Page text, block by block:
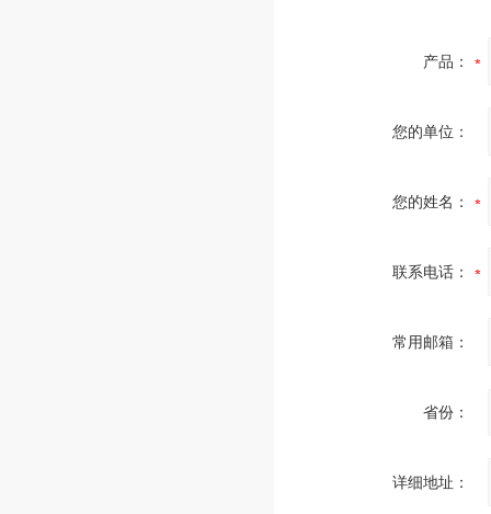
产品：
您的单位：
您的姓名：
联系电话：
常用邮箱：
省份：
详细地址：